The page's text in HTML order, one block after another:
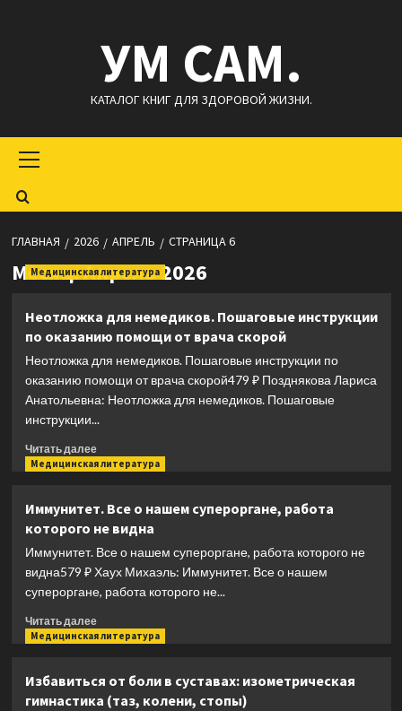
УМ САМ.
КАТАЛОГ КНИГ ДЛЯ ЗДОРОВОЙ ЖИЗНИ.
меню
ГЛАВНАЯ 2026 АПРЕЛЬ СТРАНИЦА 6
Месяц:Апрель 2026
Медицинская литература
Неотложка для немедиков. Пошаговые инструкции
по оказанию помощи от врача скорой
Неотложка для немедиков. Пошаговые инструкции по
оказанию помощи от врача скорой479 ₽ Позднякова Лариса
Анатольевна: Неотложка для немедиков. Пошаговые
инструкции...
Читать далееПрочитать
больше
для
немедиков.
Пошаговые
инструкции
оказанию
помощи
от
Медицинская литература
Иммунитет. Все о нашем супероргане, работа
которого не видна
Иммунитет. Все о нашем супероргане, работа которого не
видна579 ₽ Хаух Михаэль: Иммунитет. Все о нашем
супероргане, работа которого не...
Читать далееПрочитать
больше
Все
о
Медицинская литература
Избавиться от боли в суставах: изометрическая
гимнастика (таз, колени, стопы)